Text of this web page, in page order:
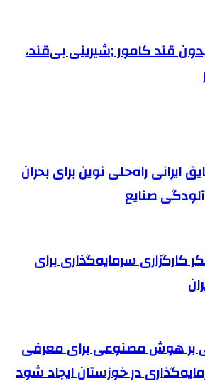
قند کامور ;شیرینی بی‌قند،
راه‌حلی نوین برای بحران
صنایع
کارگزاری سرمایه‌گذاری برای
بر هوش مصنوعی برای معرفی
در خوزستان ایجاد شود